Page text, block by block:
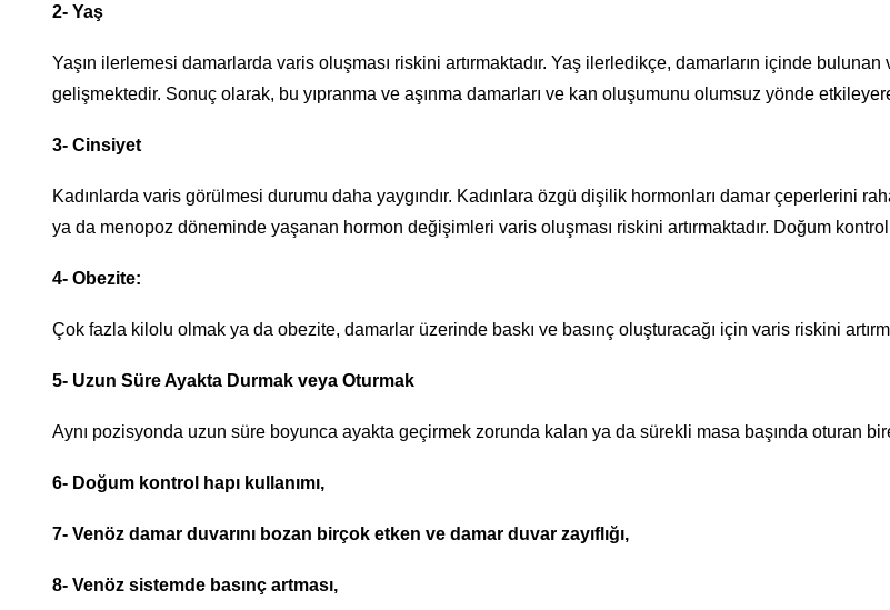
2- Yaş
Yaşın ilerlemesi damarlarda varis oluşması riskini artırmaktadır. Yaş ilerledikçe, damarların içinde bulunan
gelişmektedir. Sonuç olarak, bu yıpranma ve aşınma damarları ve kan oluşumunu olumsuz yönde
3- Cinsiyet
Kadınlarda varis görülmesi durumu daha yaygındır. Kadınlara özgü dişilik hormonları damar çeperlerini
ya da menopoz döneminde yaşanan hormon değişimleri varis oluşması riskini artırmaktadır. Doğum
4- Obezite:
Çok fazla kilolu olmak ya da obezite, damarlar üzerinde baskı ve basınç oluşturacağı için varis riskini
5- Uzun Süre Ayakta Durmak veya Oturmak
Aynı pozisyonda uzun süre boyunca ayakta geçirmek zorunda kalan ya da sürekli masa başında oturan
6- Doğum kontrol hapı kullanımı,
7- Venöz damar duvarını bozan birçok etken ve damar duvar zayıflığı,
8- Venöz sistemde basınç artması,